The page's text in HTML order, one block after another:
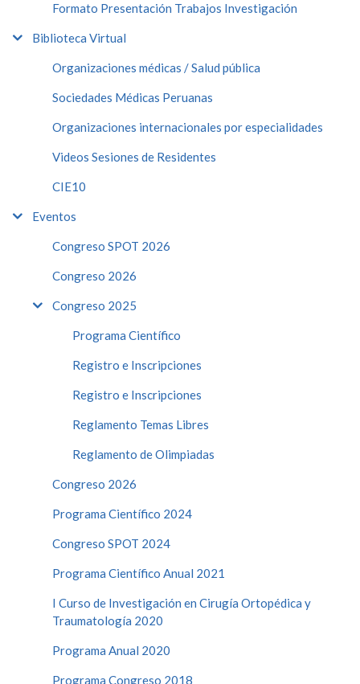
Formato Presentación Trabajos Investigación
Biblioteca Virtual
Organizaciones médicas / Salud pública
Sociedades Médicas Peruanas
Organizaciones internacionales por especialidades
Videos Sesiones de Residentes
CIE10
Eventos
Congreso SPOT 2026
Congreso 2026
Congreso 2025
Programa Científico
Registro e Inscripciones
Registro e Inscripciones
Reglamento Temas Libres
Reglamento de Olimpiadas
Congreso 2026
Programa Científico 2024
Congreso SPOT 2024
Programa Científico Anual 2021
I Curso de Investigación en Cirugía Ortopédica y
Traumatología 2020
Programa Anual 2020
Programa Congreso 2018